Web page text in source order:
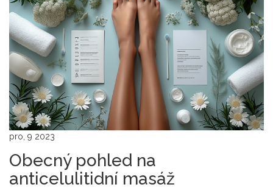
pro, 9 2023
Obecný pohled na
anticelulitidní masáž